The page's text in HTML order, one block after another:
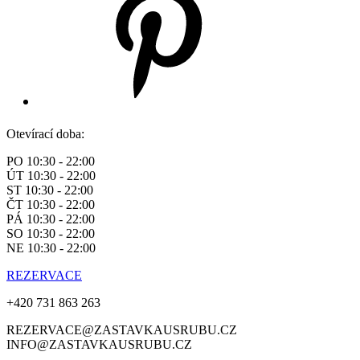
Otevírací doba:
PO 10:30 - 22:00
ÚT 10:30 - 22:00
ST 10:30 - 22:00
ČT 10:30 - 22:00
PÁ 10:30 - 22:00
SO 10:30 - 22:00
NE 10:30 - 22:00
REZERVACE
+420 731 863 263
REZERVACE@ZASTAVKAUSRUBU.CZ
INFO@ZASTAVKAUSRUBU.CZ